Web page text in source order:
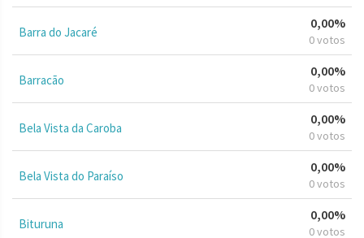
Barra do Jacaré
0,00%
0 votos
Barracão
0,00%
0 votos
Bela Vista da Caroba
0,00%
0 votos
Bela Vista do Paraíso
0,00%
0 votos
Bituruna
0,00%
0 votos